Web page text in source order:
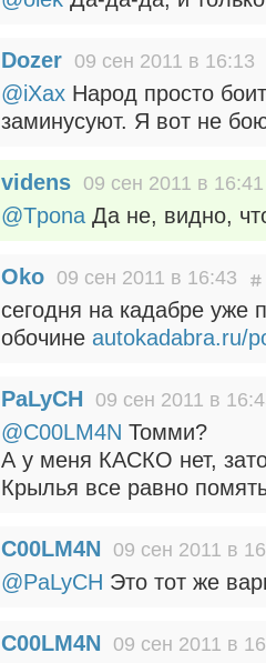
Dozer 09 сен 2011 в 16:13
@iXax Народ просто
заминусуют. Я вот не
videns 09 сен 2011 в 16:41
@Tpona Да не, видно,
Oko 09 сен 2011 в 16:43
сегодня на кадабре уже
обочине autokadabra.ru/
PaLyCH 09 сен 2011 в
@C00LM4N Томми?
А у меня КАСКО нет,
Крылья все равно
C00LM4N 09 сен 2011 в
@PaLyCH Это тот же
C00LM4N 09 сен 2011 в